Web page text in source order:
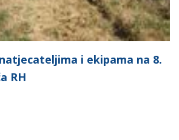
i ekipama na 8.
RH